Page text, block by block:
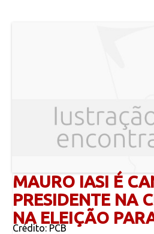
MAURO IASI É
PRESIDENTE NA
NA ELEIÇÃO
Crédito: PCB